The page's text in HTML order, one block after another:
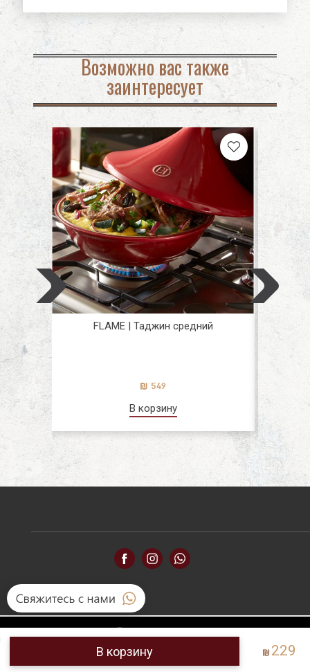
Возможно вас также
заинтересует
FLAME | Таджин средний
549
В корзину
Item Added To Cart!
В корзину 229
Accessibility